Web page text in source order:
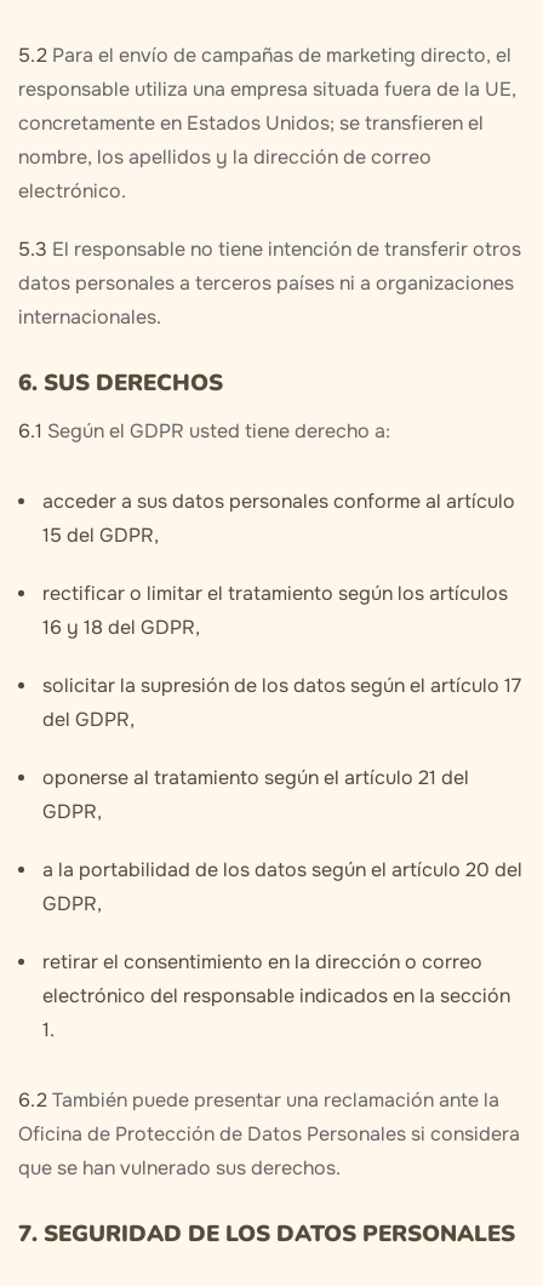
5.2 Para el envío de campañas de marketing directo, el
responsable utiliza una empresa situada fuera de la UE,
concretamente en Estados Unidos; se transfieren el
nombre, los apellidos y la dirección de correo
electrónico.
5.3 El responsable no tiene intención de transferir otros
datos personales a terceros países ni a organizaciones
internacionales.
6. SUS DERECHOS
6.1 Según el GDPR usted tiene derecho a:
acceder a sus datos personales conforme al artículo
15 del GDPR,
rectificar o limitar el tratamiento según los artículos
16 y 18 del GDPR,
solicitar la supresión de los datos según el artículo 17
del GDPR,
oponerse al tratamiento según el artículo 21 del
GDPR,
a la portabilidad de los datos según el artículo 20 del
GDPR,
retirar el consentimiento en la dirección o correo
electrónico del responsable indicados en la sección
1.
6.2También puede presentar una reclamación ante la
Oficina de Protección de Datos Personales si considera
que se han vulnerado sus derechos.
7. SEGURIDAD DE LOS DATOS PERSONALES